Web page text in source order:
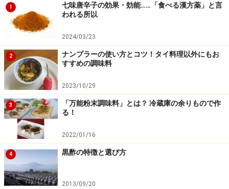
福茶」の起源となり伝わっているようです。
鎌倉時代には、高級で一般庶民の口に入る事はありませ
んでしたが、武家の人々の間まで広がり、病を治す薬と
して食されていました。
兵士の出陣、凱旋時に縁起が良い物としても用いられて
いました。
戦国時代にも武士の出陣の際には、縁起をかついで梅干
しを食してから出陣したそうですし、梅干しは保存食と
してだけでなく、戦場での傷の消毒、解毒剤、食中毒、
伝染病の予防として使われたり、疲労回復させるための
1
七味唐辛子の効果・効能……「食べる漢方薬」と言
われる所以
2024/03/23
2
ナンプラーの使い方とコツ！タイ料理以外にもお
すすめの調味料
2023/10/29
3
「万能粉末調味料」とは？ 冷蔵庫の余りもので作
る！
2022/01/16
4 黒酢の特徴と選び方
2013/09/20